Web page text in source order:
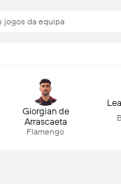
jogos da equipa
Giorgian de
Arrascaeta
Flamengo